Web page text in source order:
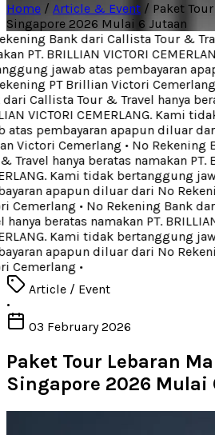
Home / Article & Event / Paket
Singapore 2026 Mulai 6 Jutaan
Bank dari Callista Tour &
PT. BRILLIAN VICTORI
jawab atas pembayaran
PT Brillian Victori Cemerlang•
Callista Tour & Travel hanya
VICTORI CEMERLANG. Kami
atas pembayaran apapun diluar dari
Victori Cemerlang• No Rekening
Travel hanya beratas namakan PT.
Kami tidak bertanggung
apapun diluar dari No
Cemerlang• No Rekening Bank
beratas namakan PT. BRILLIAN
Kami tidak bertanggung
apapun diluar dari No
Cemerlang•
Article / Event
•
03 February 2026
Paket Tour Lebaran
Singapore 2026 Mulai